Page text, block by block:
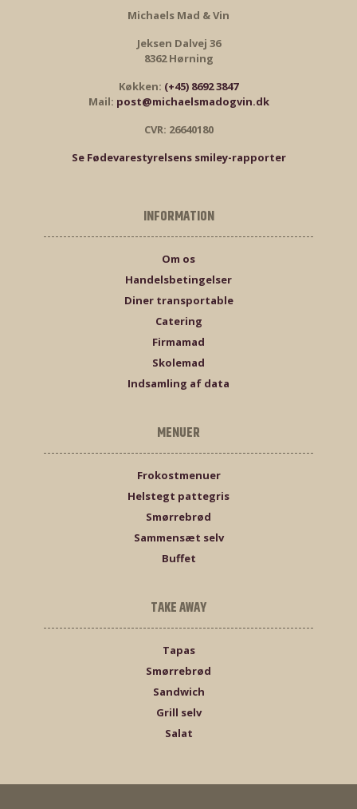
Michaels Mad & Vin
Jeksen Dalvej 36
8362 Hørning
Køkken: (+45) 8692 3847
Mail: post@michaelsmadogvin.dk
CVR: 26640180
Se Fødevarestyrelsens smiley-rapporter
INFORMATION
Om os
Handelsbetingelser
Diner transportable
Catering
Firmamad
Skolemad
Indsamling af data
MENUER
Frokostmenuer
Helstegt pattegris
Smørrebrød
Sammensæt selv
Buffet
TAKE AWAY
Tapas
Smørrebrød
Sandwich
Grill selv
Salat